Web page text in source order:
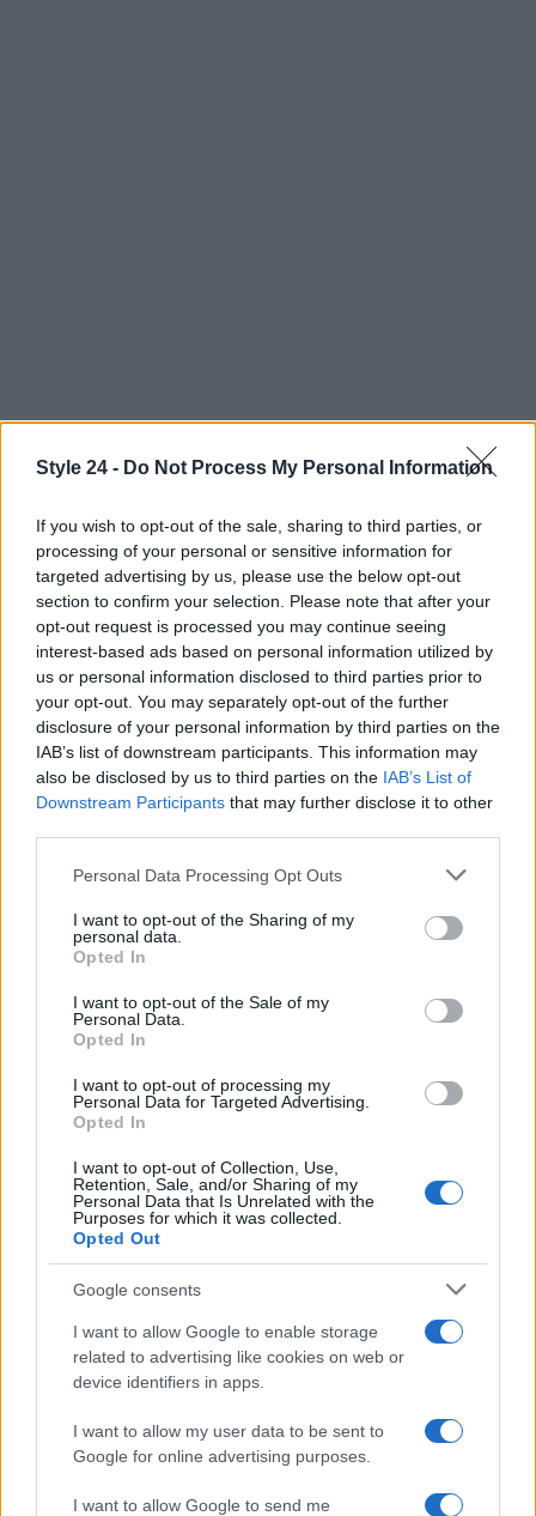
Style 24 - Do Not Process My Personal Information
If you wish to opt-out of the sale, sharing to third parties, or
processing of your personal or sensitive information for
targeted advertising by us, please use the below opt-out
section to confirm your selection. Please note that after your
opt-out request is processed you may continue seeing
interest-based ads based on personal information utilized by
us or personal information disclosed to third parties prior to
your opt-out. You may separately opt-out of the further
disclosure of your personal information by third parties on the
IAB’s list of downstream participants. This information may
also be disclosed by us to third parties on the IAB’s List of
Downstream Participants that may further disclose it to other
Please note that this website/app uses one or more Google
not limited to your visit or usage behaviour. You may click to
grant or deny consent to Google and its third-party tags to
use your data for below specified purposes in below Google
consent section.
Personal Data Processing Opt Outs
I want to opt-out of the Sharing of my
personal data.
Opted In
I want to opt-out of the Sale of my
Personal Data.
Opted In
I want to opt-out of processing my
Personal Data for Targeted Advertising.
Opted In
I want to opt-out of Collection, Use,
Retention, Sale, and/or Sharing of my
Personal Data that Is Unrelated with the
Purposes for which it was collected.
Opted Out
Google consents
I want to allow Google to enable storage
related to advertising like cookies on web or
device identifiers in apps.
I want to allow my user data to be sent to
Google for online advertising purposes.
I want to allow Google to send me
Marrakech, non perdere l’occasione di vivere
solo un rito di bellezza, è un viaggio interiore
che ti porterà a scoprire la forza e la bellezza
che risiedono in te.E ricorda: ogni volta che ci
riuniamo, creiamo una rete di supporto e amore tra
donne, una connessione che può cambiare le
nostre vite.
AUTORE
Staff
Continua a leggere